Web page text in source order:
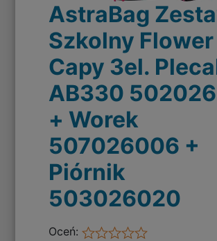
AstraBag
Szkolny Flower
Capy 3el.
AB330
+ Worek
507026006 +
Piórnik
503026020
Oceń: